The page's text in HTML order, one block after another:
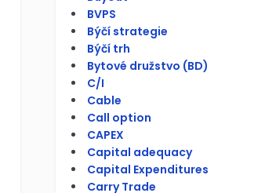
BVPS
Býčí strategie
Býčí trh
Bytové družstvo (BD)
C/I
Cable
Call option
CAPEX
Capital adequacy
Capital Expenditures
Carry Trade